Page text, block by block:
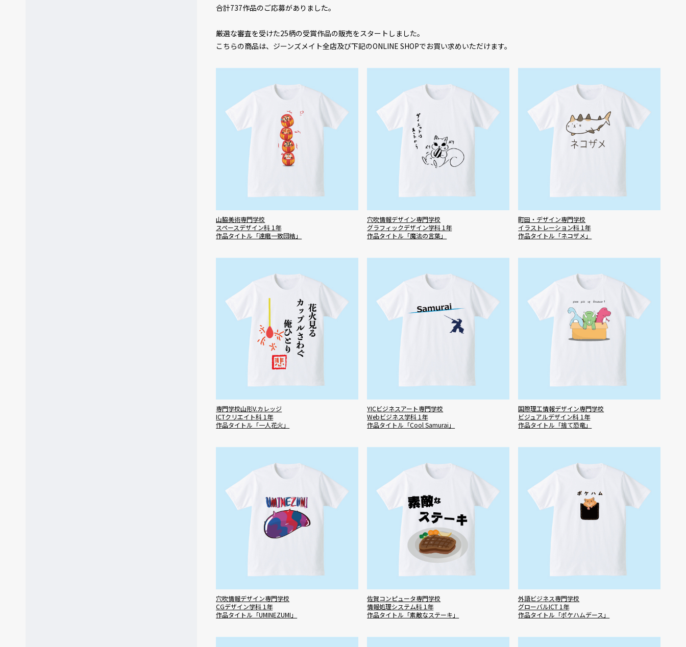
合計737作品のご応募がありました。
厳選な審査を受けた25柄の受賞作品の販売をスタートしました。
こちらの商品は、ジーンズメイト全店及び下記のONLINE SHOPでお買い求めいただけます。
山脇美術専門学校
スペースデザイン科 1年
作品タイトル「達磨一致団結」
穴吹情報デザイン専門学校
グラフィックデザイン学科 1年
作品タイトル「魔法の言葉」
町田・デザイン専門学校
イラストレーション科 1年
作品タイトル「ネコザメ」
専門学校山形V.カレッジ
ICTクリエイト科 1年
作品タイトル「一人花火」
YICビジネスアート専門学校
Webビジネス学科 1年
作品タイトル「Cool Samurai」
国際理工情報デザイン専門学校
ビジュアルデザイン科 1年
作品タイトル「捨て恐竜」
穴吹情報デザイン専門学校
CGデザイン学科 1年
作品タイトル「UMINEZUMI」
佐賀コンピュータ専門学校
情報処理システム科 1年
作品タイトル「素敵なステーキ」
外語ビジネス専門学校
グローバルICT 1年
作品タイトル「ポケハムデース」